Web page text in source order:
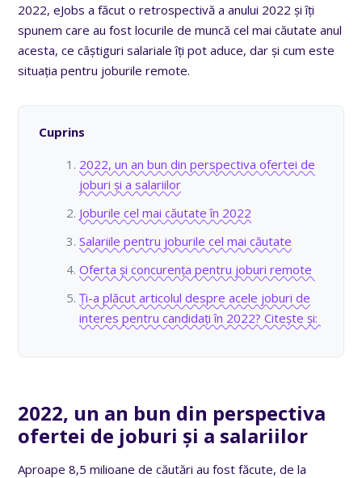
2022, eJobs a făcut o retrospectivă a anului 2022 și îți
spunem care au fost locurile de muncă cel mai căutate anul
acesta, ce câștiguri salariale îți pot aduce, dar și cum este
situația pentru joburile remote.
Cuprins
2022, un an bun din perspectiva ofertei de
joburi și a salariilor
Joburile cel mai căutate în 2022
Salariile pentru joburile cel mai căutate
Oferta și concurența pentru joburi remote
Ți-a plăcut articolul despre acele joburi de
interes pentru candidați în 2022? Citește și:
2022, un an bun din perspectiva
ofertei de joburi și a salariilor
Aproape 8,5 milioane de căutări au fost făcute, de la